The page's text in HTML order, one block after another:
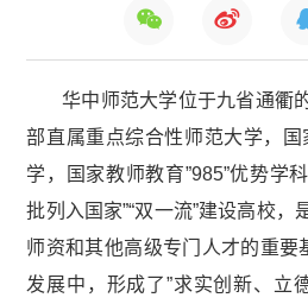
华中师范大学位于九省通衢
部直属重点综合性师范大学，国
学，国家教师教育”985”优势学
批列入国家”“双一流”建设高校
师资和其他高级专门人才的重要
发展中，形成了”求实创新、立